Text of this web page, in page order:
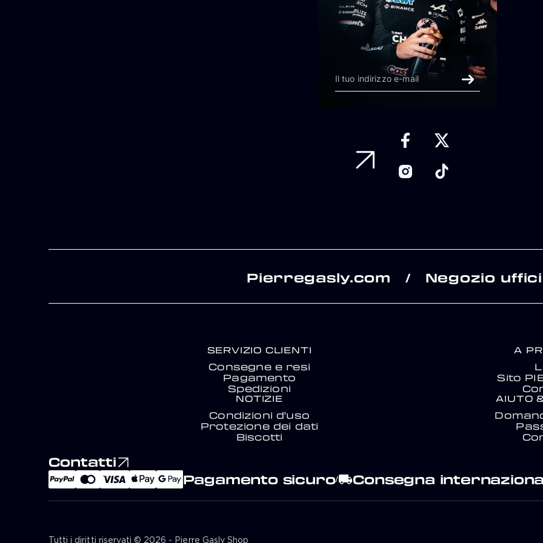
Pierregasly.com / Negozio
SERVIZIO CLIENTI
Consegne e resi
Pagamento
Spedizioni
A
Sito
NOTIZIE
Condizioni d'uso
Protezione dei dati
Biscotti
AIUTO
Contatti
Pagamento sicuro/local_shippingConsegna
Tutti i diritti riservati © 2026 - Pierre Gasly Shop